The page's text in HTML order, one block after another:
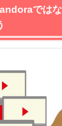
では